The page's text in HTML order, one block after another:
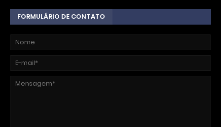
FORMULÁRIO DE CONTATO